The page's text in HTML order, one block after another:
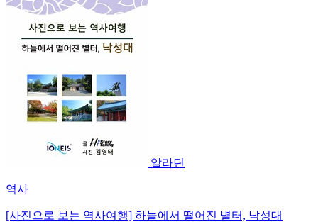
알라딘
역사
[사진으로 보는 역사여행] 하늘에서 떨어진 별터, 낙성대